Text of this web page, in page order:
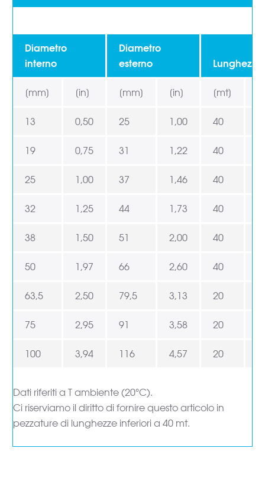
Diametro
interno
Diametro
esterno
Lunghezza
[mm] [in] [mm] [in] [mt]
13 0,50 25 1,00 40
19 0,75 31 1,22 40
25 1,00 37 1,46 40
32 1,25 44 1,73 40
38 1,50 51 2,00 40
50 1,97 66 2,60 40
63,5 2,50 79,5 3,13 20
75 2,95 91 3,58 20
100 3,94 116 4,57 20
Dati riferiti a T ambiente (20°C).
Ci riserviamo il diritto di fornire questo articolo in
pezzature di lunghezze inferiori a 40 mt.